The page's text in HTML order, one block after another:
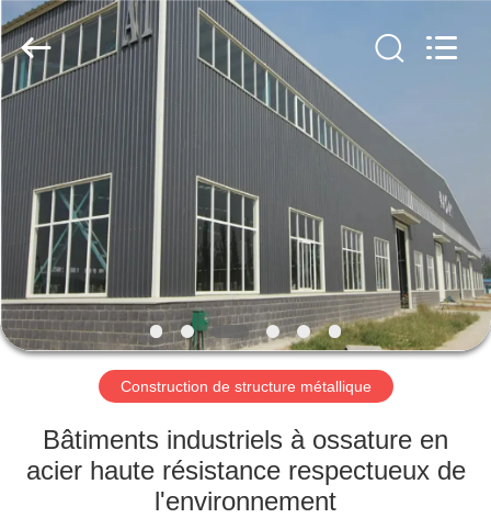
ACCUEIL
PRODUITS
VIDÉOS
SPECTACLE
DE
RÉALITÉ
VIRTUELLE
Qingdao
KaFa
Fabrication
Co.,
Ltd..
All
Rights
Reserved.
Construction de structure métallique
Bâtiments industriels à ossature en
acier haute résistance respectueux de
l'environnement